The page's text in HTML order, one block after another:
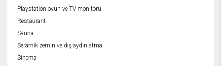
Playstation oyun ve TV monitörü
Restaurant
Sauna
Seramik zemin ve dış aydınlatma
Sinema